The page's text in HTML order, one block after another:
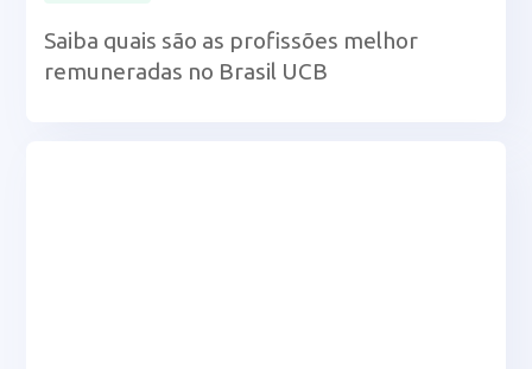
Saiba quais são as profissões melhor
remuneradas no Brasil UCB